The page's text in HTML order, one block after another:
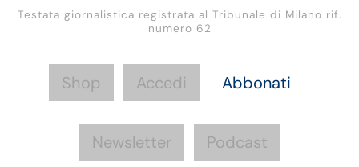
Testata giornalistica registrata al Tribunale di Milano rif.
numero 62
Shop Accedi Abbonati
Newsletter Podcast